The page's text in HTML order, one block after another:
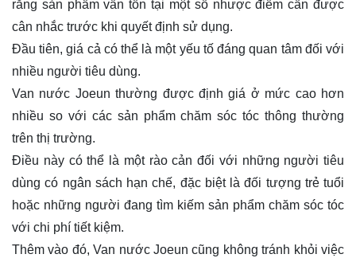
rằng sản phẩm vẫn tồn tại một số nhược điểm cần được
cân nhắc trước khi quyết định sử dụng.
Đầu tiên, giá cả có thể là một yếu tố đáng quan tâm đối với
nhiều người tiêu dùng.
Van nước Joeun thường được định giá ở mức cao hơn
nhiều so với các sản phẩm chăm sóc tóc thông thường
trên thị trường.
Điều này có thể là một rào cản đối với những người tiêu
dùng có ngân sách hạn chế, đặc biệt là đối tượng trẻ tuổi
hoặc những người đang tìm kiếm sản phẩm chăm sóc tóc
với chi phí tiết kiệm.
Thêm vào đó, Van nước Joeun cũng không tránh khỏi việc